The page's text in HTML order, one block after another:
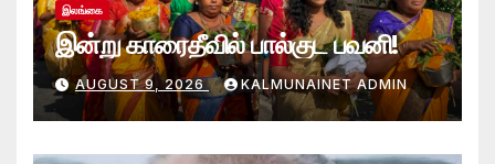
இலங்கை
இன்று காரைதீவில் பால்குட பவனி!
AUGUST 9, 2026 KALMUNAINET ADMIN